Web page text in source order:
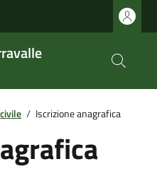
/ Iscrizione anagrafica